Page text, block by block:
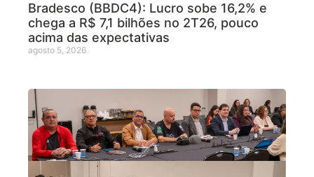
Bradesco (BBDC4): Lucro sobe 16,2% e
chega a R$ 7,1 bilhões no 2T26, pouco
acima das expectativas
agosto 5, 2026